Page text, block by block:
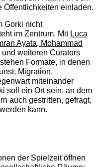
Öffentlichkeiten einladen.
Gorki nicht
im Zentrum. Mit Luca
Ayata, Mohammad
und weiteren Curators
Formate, in denen
Migration,
miteinander
soll ein Ort sein, an dem
auch gestritten, gefragt,
kann.
der Spielzeit öffnen